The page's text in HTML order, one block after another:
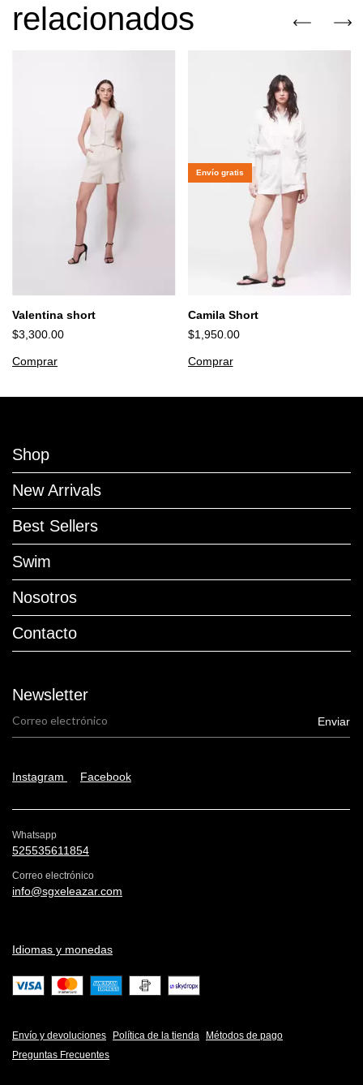
relacionados
Valentina short
$3,300.00
Comprar
Envío gratis
Camila Short
$1,950.00
Comprar
Shop
New Arrivals
Best Sellers
Swim
Nosotros
Contacto
Newsletter
Instagram Facebook
Whatsapp
525535611854
Correo electrónico
info@sgxeleazar.com
Idiomas y monedas
Envío y devoluciones Política de la tienda
Métodos de pago
Preguntas Frecuentes